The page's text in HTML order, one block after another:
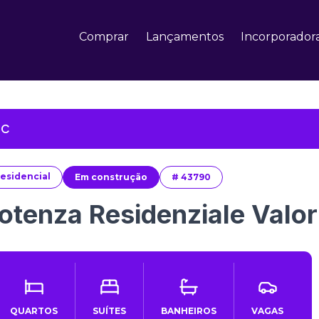
Comprar Lançamentos
Em construção # 43790
Residenziale Valor
QUARTOS SUÍTES BANHEIROS VAGAS